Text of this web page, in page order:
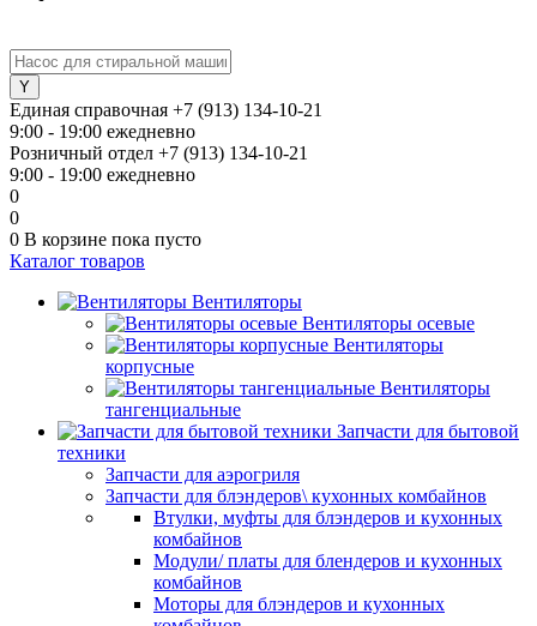
Единая справочная +7 (913) 134-10-21
9:00 - 19:00 ежедневно
Розничный отдел +7 (913) 134-10-21
9:00 - 19:00 ежедневно
0
0
0 В корзине пока пусто
Каталог товаров
Вентиляторы
Вентиляторы осевые
Вентиляторы
корпусные
Вентиляторы
тангенциальные
Запчасти для бытовой
техники
Запчасти для аэрогриля
Запчасти для блэндеров\ кухонных комбайнов
Втулки, муфты для блэндеров и кухонных
комбайнов
Модули/ платы для блендеров и кухонных
комбайнов
Моторы для блэндеров и кухонных